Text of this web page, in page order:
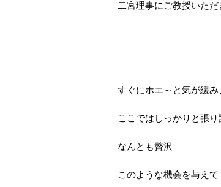
二宮理事にご教授いた
すぐにホエ～と気が緩
ここではしっかりと張り
なんとも贅沢
このような機会を与え